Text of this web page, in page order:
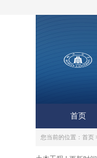
首页
您当前的位置： 首页